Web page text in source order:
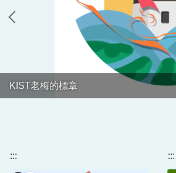
KIST老梅的標章
112學年改制實驗小學的揭幕儀式大合照
::: :::